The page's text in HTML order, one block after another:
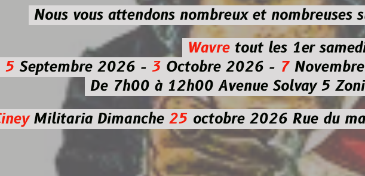
vous attendons nombreux et nombreusessur les
Wavre
tout les 1er samedi
2026 -3Octobre 2026 - 7Novembre 2026
De 7h00 à 12h00 Avenue Solvay 5 Zoning
Dimanche25octobre 2026Rue du marché